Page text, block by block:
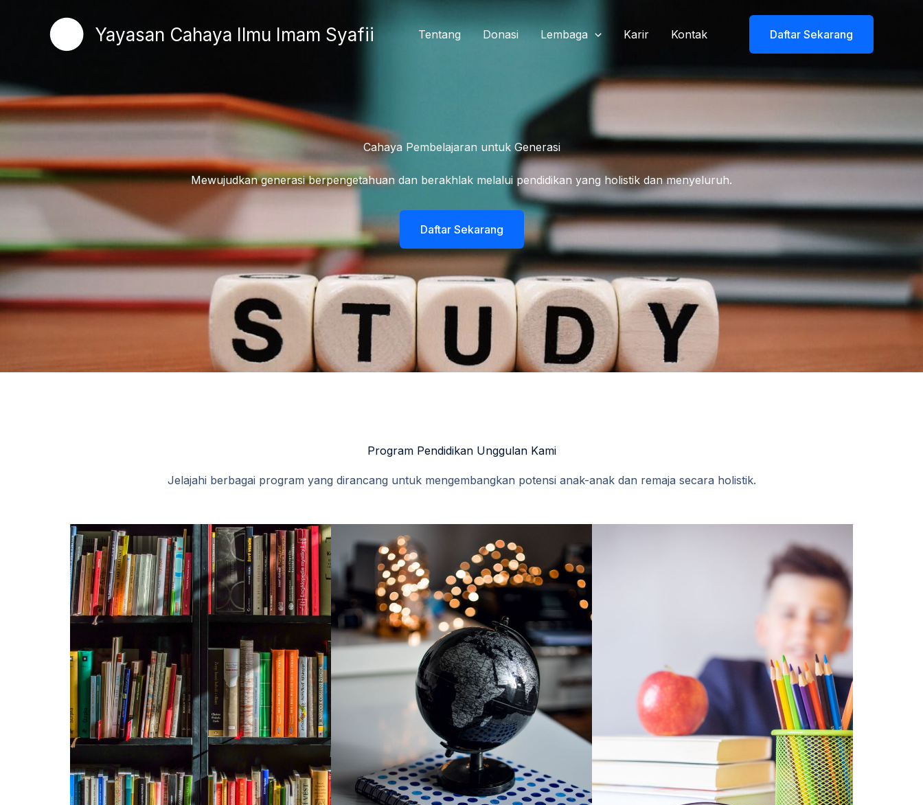
Yayasan Cahaya Ilmu Imam Syafii Tentang Donasi Lembaga Karir Kontak Daftar Sekarang
Cahaya Pembelajaran untuk Generasi​
Mewujudkan generasi berpengetahuan dan berakhlak melalui pendidikan yang holistik dan menyeluruh.
Daftar Sekarang
Program Pendidikan Unggulan Kami
Jelajahi berbagai program yang dirancang untuk mengembangkan potensi anak-anak dan remaja secara holistik.